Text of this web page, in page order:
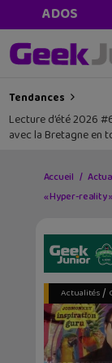
ADOS
Tendances
Lecture d’été 2026
avec la Bretagne en
Accueil
« Hyper-reality
Actualités/